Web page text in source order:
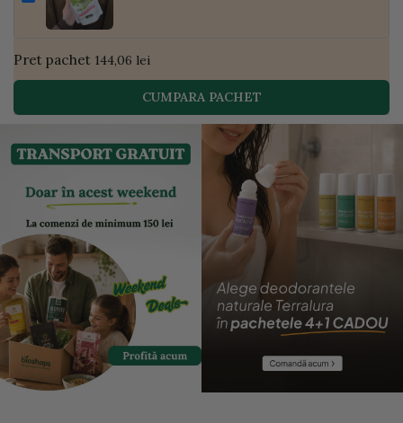
Pret pachet 144,06 lei
CUMPARA PACHET